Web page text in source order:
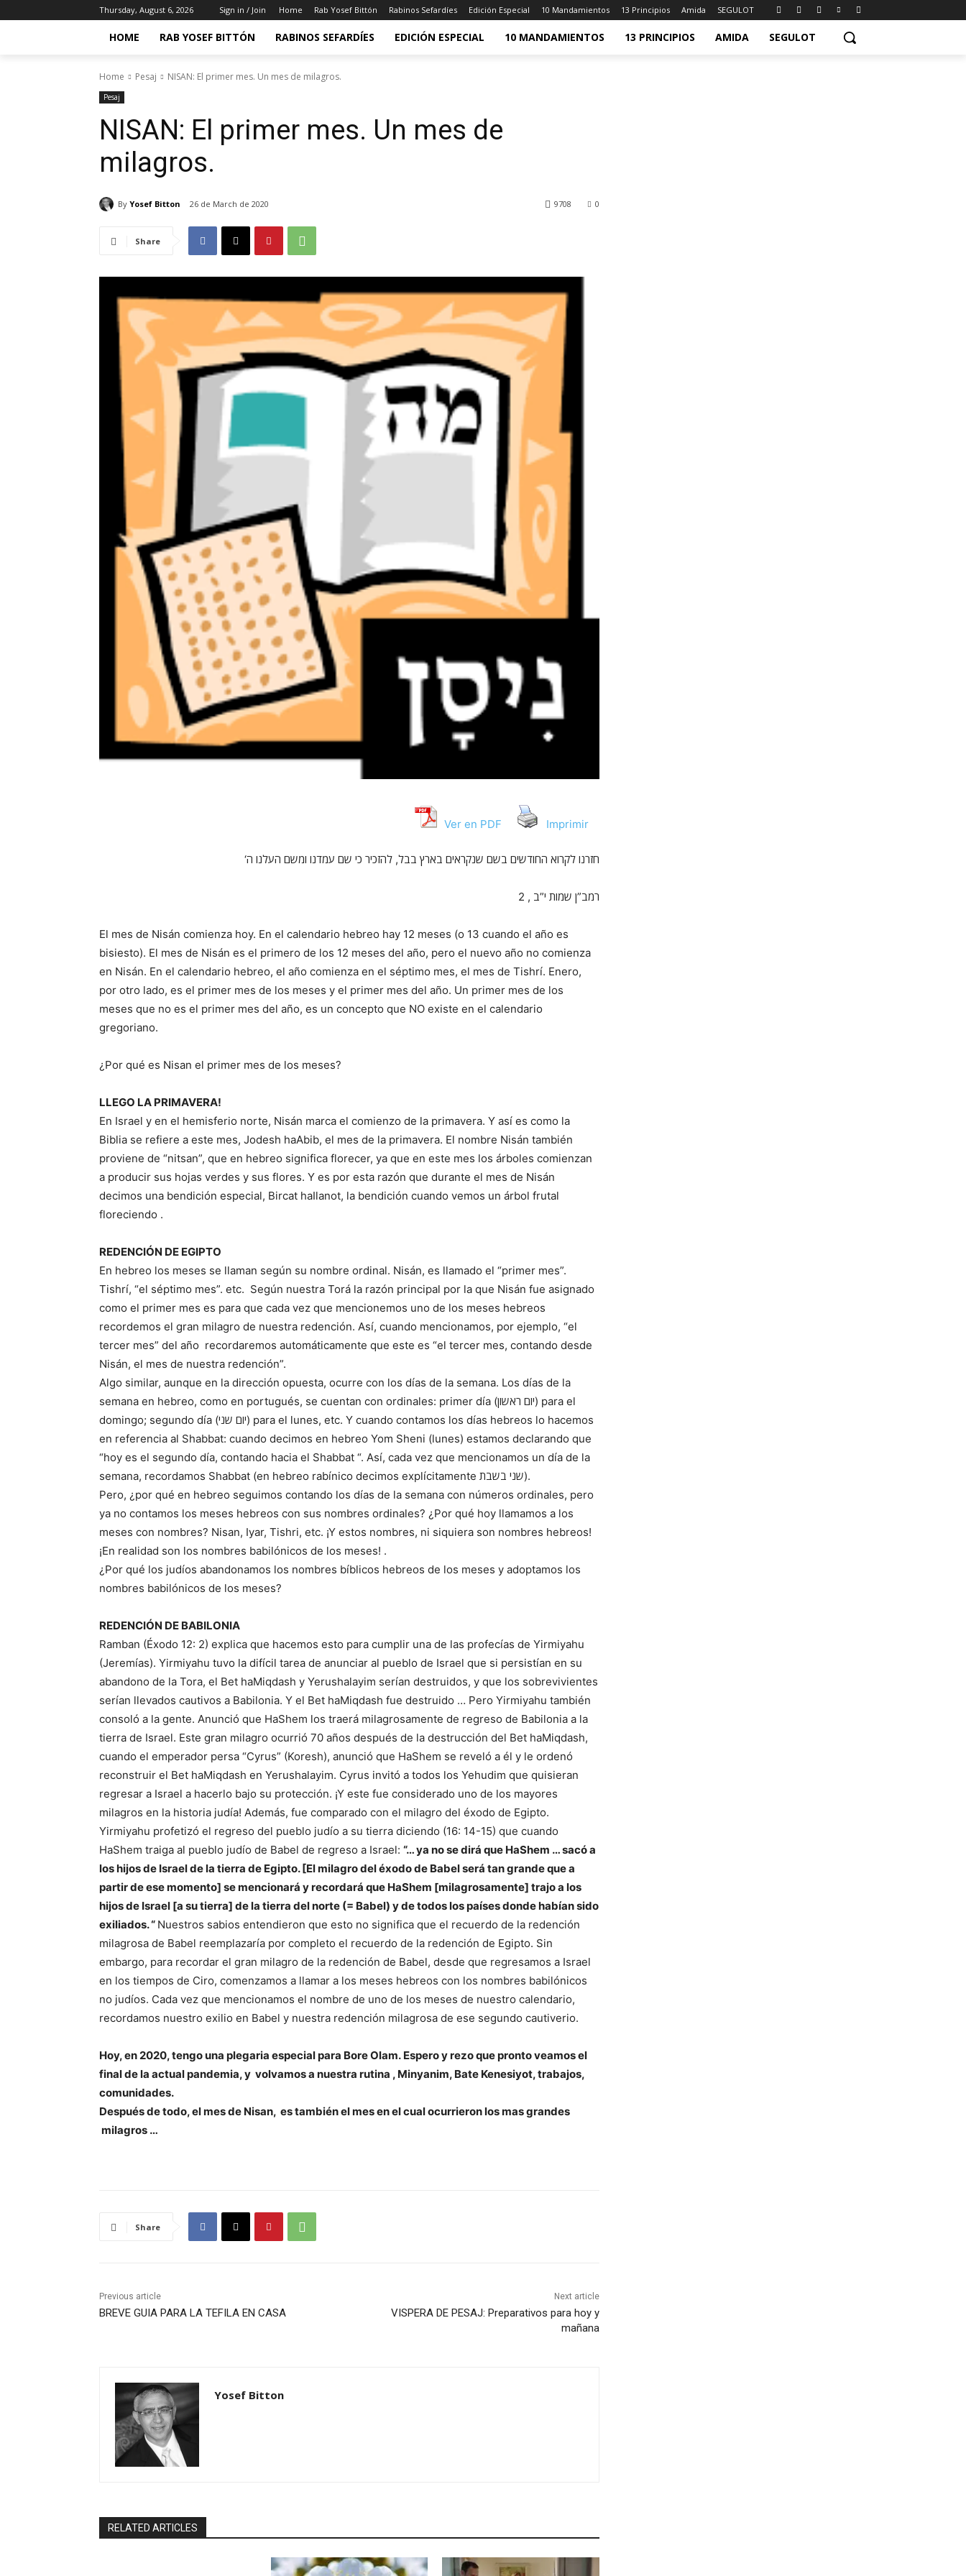
Thursday, August 6, 2026 Sign in / Join Home Rab Yosef Bittón Rabinos Sefardíes Edición Especial 10 Mandamientos 13 Principios Amida SEGULOT
HOME RAB YOSEF BITTÓN RABINOS SEFARDÍES EDICIÓN ESPECIAL 10 MANDAMIENTOS 13 PRINCIPIOS AMIDA SEGULOT
Home Pesaj NISAN: El primer mes. Un mes de milagros.
Pesaj
NISAN: El primer mes. Un mes de
milagros.
By Yosef Bitton 26 de March de 2020 0
9708
Share
Ver en PDF Imprimir
‘חזרנו לקרוא החודשים בשם שנקראים בארץ בבל, להזכיר כי שם עמדנו ומשם העלנו ה
רמב”ן שמות י”ב , 2
El mes de Nisán comienza hoy. En el calendario hebreo hay 12 meses (o 13 cuando el año es
bisiesto). El mes de Nisán es el primero de los 12 meses del año, pero el nuevo año no comienza
en Nisán. En el calendario hebreo, el año comienza en el séptimo mes, el mes de Tishrí. Enero,
por otro lado, es el primer mes de los meses y el primer mes del año. Un primer mes de los
meses que no es el primer mes del año, es un concepto que NO existe en el calendario
gregoriano.
¿Por qué es Nisan el primer mes de los meses?
LLEGO LA PRIMAVERA!
En Israel y en el hemisferio norte, Nisán marca el comienzo de la primavera. Y así es como la
Biblia se refiere a este mes, Jodesh haAbib, el mes de la primavera. El nombre Nisán también
proviene de “nitsan”, que en hebreo significa florecer, ya que en este mes los árboles comienzan
a producir sus hojas verdes y sus flores. Y es por esta razón que durante el mes de Nisán
decimos una bendición especial, Bircat haIlanot, la bendición cuando vemos un árbol frutal
floreciendo .
REDENCIÓN DE EGIPTO
En hebreo los meses se llaman según su nombre ordinal. Nisán, es llamado el “primer mes”.
Tishrí, “el séptimo mes”. etc. Según nuestra Torá la razón principal por la que Nisán fue asignado
como el primer mes es para que cada vez que mencionemos uno de los meses hebreos
recordemos el gran milagro de nuestra redención. Así, cuando mencionamos, por ejemplo, “el
tercer mes” del año recordaremos automáticamente que este es “el tercer mes, contando desde
Nisán, el mes de nuestra redención”.
Algo similar, aunque en la dirección opuesta, ocurre con los días de la semana. Los días de la
semana en hebreo, como en portugués, se cuentan con ordinales: primer día (יום ראשון) para el
domingo; segundo día (יום שני) para el lunes, etc. Y cuando contamos los días hebreos lo hacemos
en referencia al Shabbat: cuando decimos en hebreo Yom Sheni (lunes) estamos declarando que
“hoy es el segundo día, contando hacia el Shabbat “. Así, cada vez que mencionamos un día de la
semana, recordamos Shabbat (en hebreo rabínico decimos explícitamente שני בשבת).
Pero, ¿por qué en hebreo seguimos contando los días de la semana con números ordinales, pero
ya no contamos los meses hebreos con sus nombres ordinales? ¿Por qué hoy llamamos a los
meses con nombres? Nisan, Iyar, Tishri, etc. ¡Y estos nombres, ni siquiera son nombres hebreos!
¡En realidad son los nombres babilónicos de los meses! .
¿Por qué los judíos abandonamos los nombres bíblicos hebreos de los meses y adoptamos los
nombres babilónicos de los meses?
REDENCIÓN DE BABILONIA
Ramban (Éxodo 12: 2) explica que hacemos esto para cumplir una de las profecías de Yirmiyahu
(Jeremías). Yirmiyahu tuvo la difícil tarea de anunciar al pueblo de Israel que si persistían en su
abandono de la Tora, el Bet haMiqdash y Yerushalayim serían destruidos, y que los sobrevivientes
serían llevados cautivos a Babilonia. Y el Bet haMiqdash fue destruido … Pero Yirmiyahu también
consoló a la gente. Anunció que HaShem los traerá milagrosamente de regreso de Babilonia a la
tierra de Israel. Este gran milagro ocurrió 70 años después de la destrucción del Bet haMiqdash,
cuando el emperador persa “Cyrus” (Koresh), anunció que HaShem se reveló a él y le ordenó
reconstruir el Bet haMiqdash en Yerushalayim. Cyrus invitó a todos los Yehudim que quisieran
regresar a Israel a hacerlo bajo su protección. ¡Y este fue considerado uno de los mayores
milagros en la historia judía! Además, fue comparado con el milagro del éxodo de Egipto.
Yirmiyahu profetizó el regreso del pueblo judío a su tierra diciendo (16: 14-15) que cuando
HaShem traiga al pueblo judío de Babel de regreso a Israel: “… ya no se dirá que HaShem … sacó a
los hijos de Israel de la tierra de Egipto. [El milagro del éxodo de Babel será tan grande que a
partir de ese momento] se mencionará y recordará que HaShem [milagrosamente] trajo a los
hijos de Israel [a su tierra] de la tierra del norte (= Babel) y de todos los países donde habían sido
exiliados. “ Nuestros sabios entendieron que esto no significa que el recuerdo de la redención
milagrosa de Babel reemplazaría por completo el recuerdo de la redención de Egipto. Sin
embargo, para recordar el gran milagro de la redención de Babel, desde que regresamos a Israel
en los tiempos de Ciro, comenzamos a llamar a los meses hebreos con los nombres babilónicos
no judíos. Cada vez que mencionamos el nombre de uno de los meses de nuestro calendario,
recordamos nuestro exilio en Babel y nuestra redención milagrosa de ese segundo cautiverio.
Hoy, en 2020, tengo una plegaria especial para Bore Olam. Espero y rezo que pronto veamos el
final de la actual pandemia, y volvamos a nuestra rutina , Minyanim, Bate Kenesiyot, trabajos,
comunidades.
Después de todo, el mes de Nisan, es también el mes en el cual ocurrieron los mas grandes
milagros …
Share
Previous article
BREVE GUIA PARA LA TEFILA EN CASA
Next article
VISPERA DE PESAJ: Preparativos para hoy y
mañana
Yosef Bitton
RELATED ARTICLES